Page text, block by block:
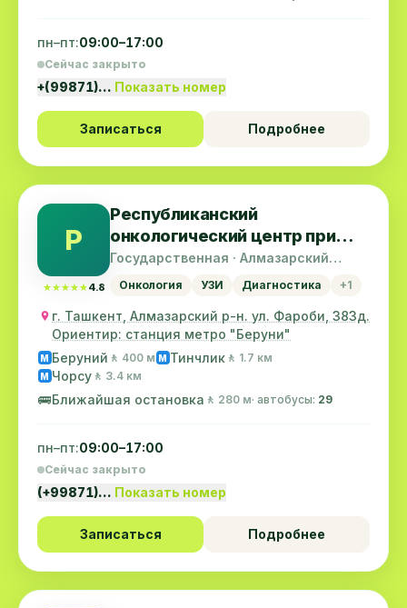
пн–пт:09:00–17:00
Сейчас закрыто
+(99871)… Показать номер
Записаться Подробнее
Р
★★★★★
★★★★★ 4.8
Республиканский
онкологический центр при
Минздраве РУз
Государственная · Алмазарский
Онкология УЗИ Диагностика +1
г. Ташкент, Алмазарский р-н. ул. Фароби, 383д.
Ориентир: станция метро "Беруни"
M Беруний 🚶 400 м M Тинчлик 🚶 1.7 км
M Чорсу 🚶 3.4 км
🚌Ближайшая остановка 🚶 280 м· автобусы: 29
пн–пт:09:00–17:00
Сейчас закрыто
(+99871)… Показать номер
Записаться Подробнее